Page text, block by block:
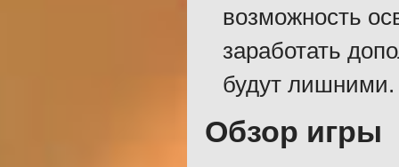
возможность
заработать
будут лишними.
Обзор игры